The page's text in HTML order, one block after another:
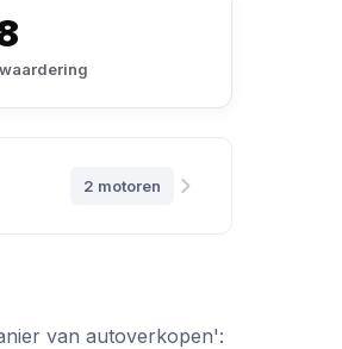
2 motoren
van autoverkopen':